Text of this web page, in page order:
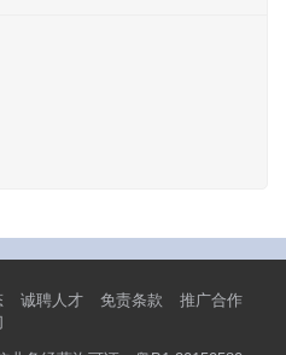
诚聘人才 免责条款
推广合作